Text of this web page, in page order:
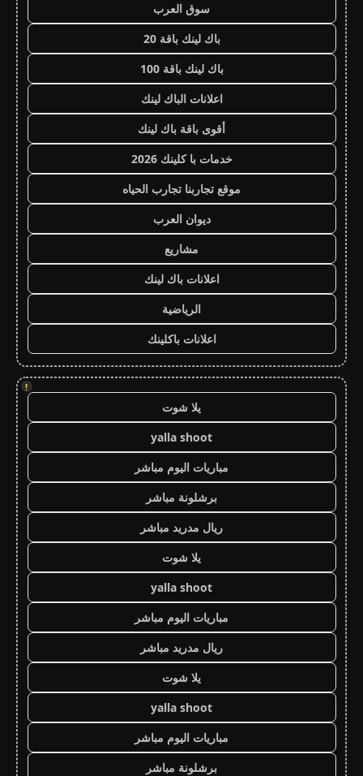
سوق العرب
باك لينك باقة 20
باك لينك باقة 100
اعلانات الباك لينك
أقوى باقة باك لينك
خدمات با كلينك 2026
موقع تجاربنا تجارب الحياه
ديوان العرب
مشاريع
اعلانات باك لينك
الرياضية
اعلانات باكلينك
!
يلا شوت
yalla shoot
مباريات اليوم مباشر
برشلونة مباشر
ريال مدريد مباشر
يلا شوت
yalla shoot
مباريات اليوم مباشر
ريال مدريد مباشر
يلا شوت
yalla shoot
مباريات اليوم مباشر
برشلونة مباشر